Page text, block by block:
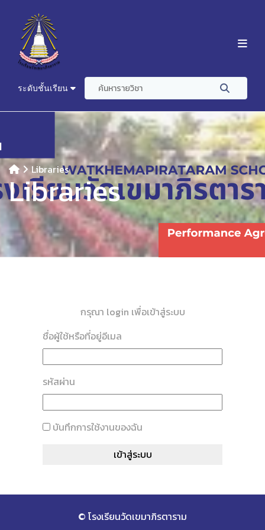
ระดับชั้นเรียน
Libraries
Libraries
กรุณา login เพื่อเข้าสู่ระบบ
ชื่อผู้ใช้หรือที่อยู่อีเมล
รหัสผ่าน
บันทึกการใช้งานของฉัน
© โรงเรียนวัดเขมาภิรตาราม